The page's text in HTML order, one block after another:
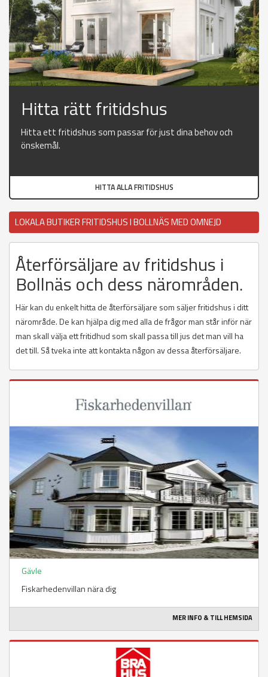
Hitta rätt fritidshus
Hitta ett fritidshus som passar för just dina behov och
önskemål.
HITTA ALLA FRITIDSHUS
LOKALA BUTIKER FRITIDSHUS I BOLLNÄS MED OMNEJD
Återförsäljare av fritidshus i
Bollnäs och dess närområden.
Här kan du enkelt hitta de återförsäljare som säljer fritidshus i ditt
närområde. De kan hjälpa dig med alla de frågor man står inför när
man skall välja ett fritidhud som skall passa till jus det man vill ha
det till. Så tveka inte att kontakta någon av dessa återförsäljare.
Gävle
Fiskarhedenvillan nära dig
MER INFO & TILL HEMSIDA